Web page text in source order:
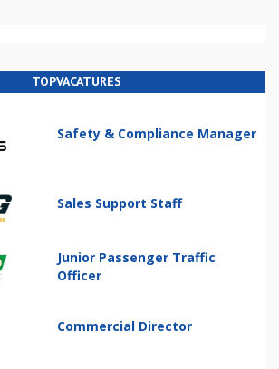
TOPVACATURES
Safety & Compliance Manager
Sales Support Staff
Junior Passenger Traffic
Officer
Commercial Director